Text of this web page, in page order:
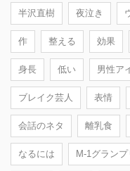
半沢直樹 夜泣き
作 整える 効果
身長 低い 男性ア
ブレイク芸人 表情
会話のネタ 離乳食
なるには M-1グランプ